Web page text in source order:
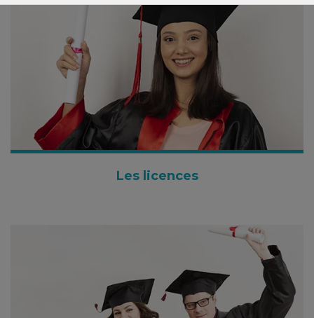
Les licences